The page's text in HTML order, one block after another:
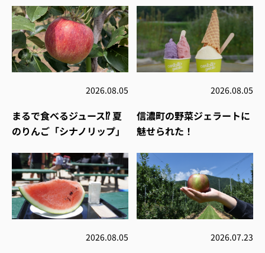
2026.08.05
まるで食べるジュース⁉︎ 夏
のりんご「シナノリップ」
2026.08.05
信濃町の野菜ジェラートに
魅せられた！
2026.08.05 2026.07.23